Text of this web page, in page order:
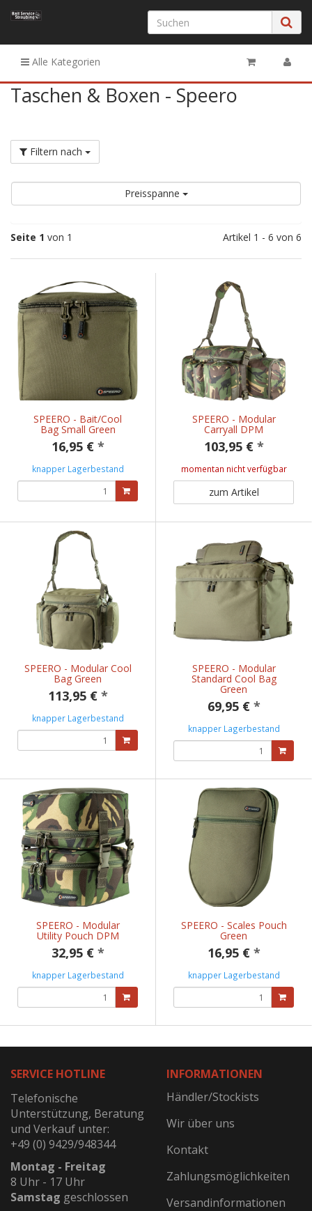
Alle Kategorien
Taschen & Boxen - Speero
Filtern nach
Preisspanne
Seite 1 von 1 Artikel 1 - 6 von 6
SPEERO - Bait/Cool
Bag Small Green
16,95 € *
knapper Lagerbestand
SPEERO - Modular
Carryall DPM
103,95 € *
momentan nicht verfügbar
zum Artikel
SPEERO - Modular Cool
Bag Green
113,95 € *
knapper Lagerbestand
SPEERO - Modular
Standard Cool Bag
Green
69,95 € *
knapper Lagerbestand
SPEERO - Modular
Utility Pouch DPM
32,95 € *
knapper Lagerbestand
SPEERO - Scales Pouch
Green
16,95 € *
knapper Lagerbestand
SERVICE HOTLINE
Telefonische
Unterstützung, Beratung
und Verkauf unter:
+49 (0) 9429/948344
Montag - Freitag
8 Uhr - 17 Uhr
Samstag geschlossen
INFORMATIONEN
Händler/Stockists
Wir über uns
Kontakt
Zahlungsmöglichkeiten
Versandinformationen